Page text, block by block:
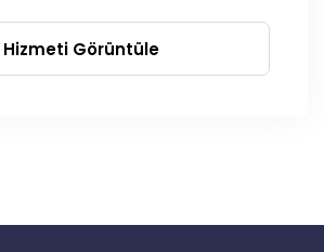
Hizmeti Görüntüle